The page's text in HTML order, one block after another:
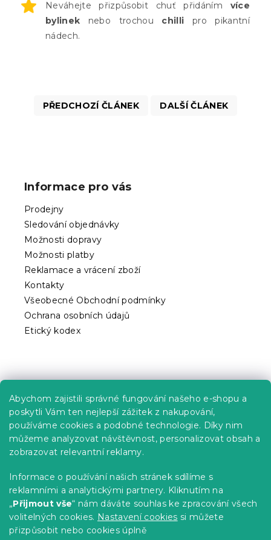
Abychom zajistili správné fungování našeho e-shopu a
poskytli Vám ten nejlepší zážitek z nakupování,
používáme cookies a podobné technologie. Díky nim
můžeme analyzovat návštěvnost, personalizovat obsah a
zobrazovat relevantní reklamy.
Informace o používání našich stránek sdílíme s
reklamními a analytickými partnery. Kliknutím na
„Přijmout vše“ nám dáváte souhlas ke zpracování všech
volitelných cookies. Nastavení cookies si můžete
přizpůsobit nebo cookies úplně
Neváhejte přizpůsobit chuť přidáním více
bylinek nebo trochou chilli pro pikantní
nádech.
PŘEDCHOZÍ ČLÁNEK DALŠÍ ČLÁNEK
Informace pro vás
Prodejny
Sledování objednávky
Možnosti dopravy
Možnosti platby
Reklamace a vrácení zboží
Kontakty
Všeobecné Obchodní podmínky
Ochrana osobních údajů
Etický kodex
Kariéra
Poptávky a B2B spolupráce
Proč se u nás registrovat?
Věrnostní program - Sleva až 10 %
Návody
Tabulky velikostí
Blog